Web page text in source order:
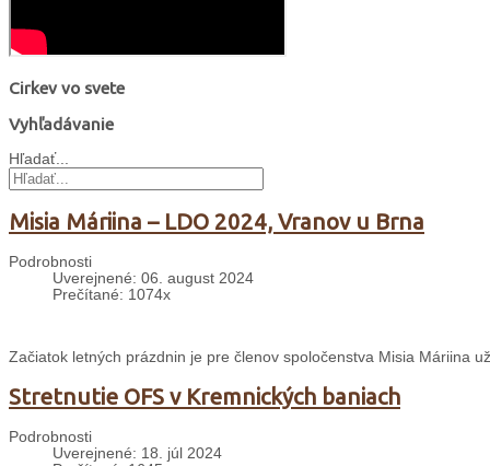
Cirkev vo svete
Vyhľadávanie
Hľadať...
Misia Máriina – LDO 2024, Vranov u Brna
Podrobnosti
Uverejnené: 06. august 2024
Prečítané: 1074x
Začiatok letných prázdnin je pre členov spoločenstva Misia Máriina
Stretnutie OFS v Kremnických baniach
Podrobnosti
Uverejnené: 18. júl 2024